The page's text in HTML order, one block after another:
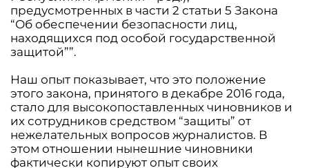
предусмотренных в части 2 статьи 5 Закона
“Об обеспечении безопасности лиц,
находящихся под особой государственной
защитой””.
Наш опыт показывает, что это положение
этого закона, принятого в декабре 2016 года,
стало для высокопоставленных чиновников и
их сотрудников средством “защиты” от
нежелательных вопросов журналистов. В
этом отношении нынешние чиновники
фактически копируют опыт своих